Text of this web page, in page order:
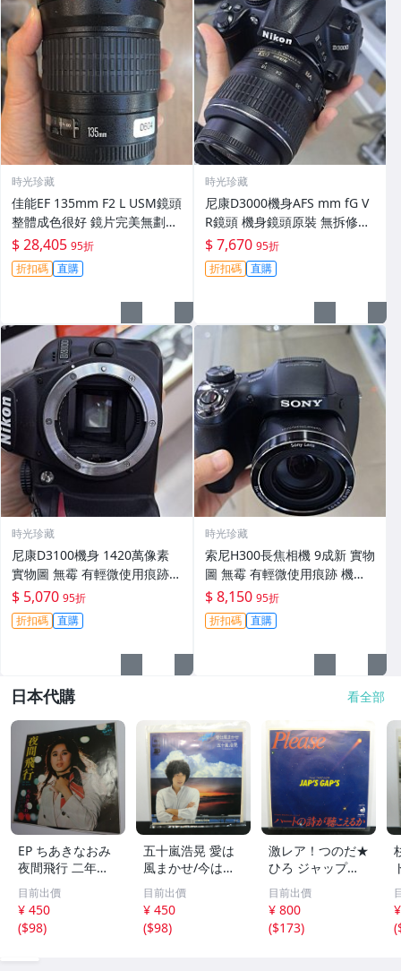
時光珍藏
佳能EF 135mm F2 L USM鏡頭
整體成色很好 鏡片完美無劃痕
功能一切正常 無拆修無-3430
$ 28,405 95折
折扣碼 直購
時光珍藏
尼康D3000機身AFS mm fG V
R鏡頭 機身鏡頭原裝 無拆修無
翻新 有輕微使用痕跡 鏡頭-34
30
$ 7,670 95折
折扣碼 直購
時光珍藏
尼康D3100機身 1420萬像素
實物圖 無霉 有輕微使用痕跡
機身原裝 無拆修無翻新 臨-34
3
$ 5,070 95折
折扣碼 直購
時光珍藏
索尼H300長焦相機 9成新 實物
圖 無霉 有輕微使用痕跡 機身
鏡頭原裝 無拆修無翻新-3430
$ 8,150 95折
折扣碼 直購
日本代購 看全部
EP ちあきなおみ
夜間飛行 二年前
の秋
目前出價
¥ 450
($98)
五十嵐浩晃 愛は
風まかせ/今はひ
とりで EPレコー
ド シングル 06SH
771/1980 スプラ
イトのCMソング
目前出價
¥ 450
($98)
激レア！つのだ★
ひろ ジャップ
ス・ギャップス/
プリーズ EPレコ
ード シングル
『ハートの詩が聴
目前出價
¥ 800
($173)
(